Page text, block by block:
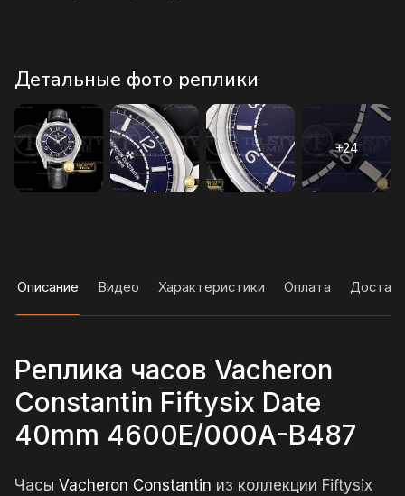
Детальные фото реплики
Описание Видео Характеристики Оплата
Реплика часов Vacheron
Constantin Fiftysix Date
40mm 4600E/000A-B487
Часы Vacheron Constantin из коллекции Fiftysix